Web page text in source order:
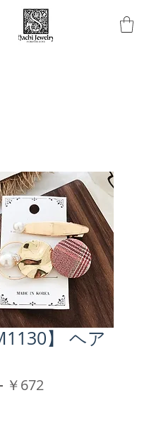
】 ヘア
通￥672